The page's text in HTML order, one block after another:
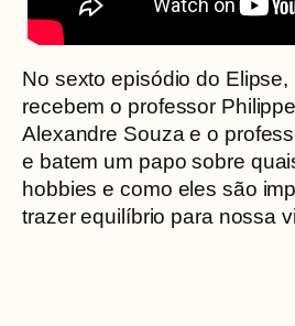
No sexto episódio do Elipse,
recebem o professor
Alexandre Souza e o
e batem um papo sobre
hobbies e como eles são
trazer equilíbrio para nossa